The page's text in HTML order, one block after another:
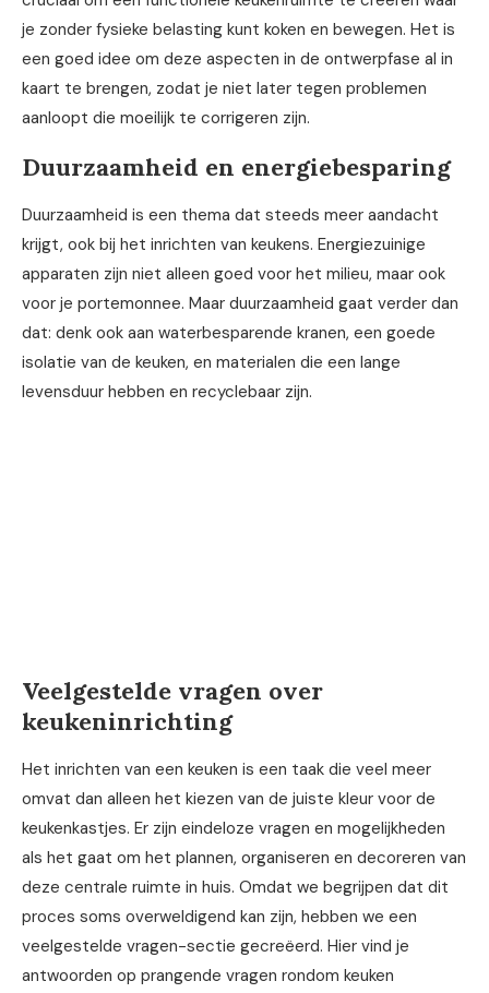
je zonder fysieke belasting kunt koken en bewegen. Het is
een goed idee om deze aspecten in de ontwerpfase al in
kaart te brengen, zodat je niet later tegen problemen
aanloopt die moeilijk te corrigeren zijn.
Duurzaamheid en energiebesparing
Duurzaamheid is een thema dat steeds meer aandacht
krijgt, ook bij het inrichten van keukens. Energiezuinige
apparaten zijn niet alleen goed voor het milieu, maar ook
voor je portemonnee. Maar duurzaamheid gaat verder dan
dat: denk ook aan waterbesparende kranen, een goede
isolatie van de keuken, en materialen die een lange
levensduur hebben en recyclebaar zijn.
Veelgestelde vragen over
keukeninrichting
Het inrichten van een keuken is een taak die veel meer
omvat dan alleen het kiezen van de juiste kleur voor de
keukenkastjes. Er zijn eindeloze vragen en mogelijkheden
als het gaat om het plannen, organiseren en decoreren van
deze centrale ruimte in huis. Omdat we begrijpen dat dit
proces soms overweldigend kan zijn, hebben we een
veelgestelde vragen-sectie gecreëerd. Hier vind je
antwoorden op prangende vragen rondom keuken